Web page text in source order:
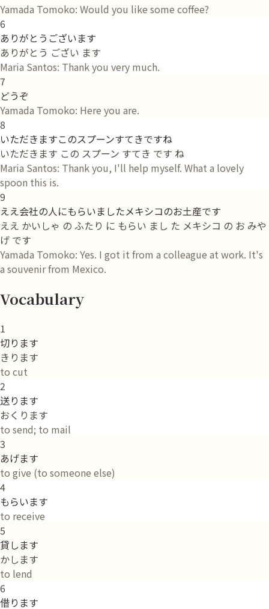
Yamada Tomoko: Would you like some coffee?
6
ありがとうございます
ありがとう ござい ます
Maria Santos: Thank you very much.
7
どうぞ
Yamada Tomoko: Here you are.
8
いただきますこのスプーンすてきですね
いただきます この スプーン すてき です ね
Maria Santos: Thank you, I'll help myself. What a lovely
spoon this is.
9
ええ会社の人にもらいましたメキシコのお土産です
ええ かいしゃ の ふたり に もらい まし た メキシコ の お みや
げ です
Yamada Tomoko: Yes. I got it from a colleague at work. It's
a souvenir from Mexico.
Vocabulary
1
切ります
きります
to cut
2
送ります
おくります
to send; to mail
3
あげます
to give (to someone else)
4
もらいます
to receive
5
貸します
かします
to lend
6
借ります